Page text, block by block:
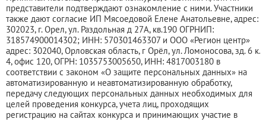
представители подтверждают ознакомление с ними. Участники
также дают согласие ИП Мясоедовой Елене Анатольевне, адрес:
302023, г. Орел, ул. Раздольная д 27А, кв.190 ОГРНИП:
318574900014302; ИНН: 570301463307 и ООО «Регион центр»
адрес: 302040, Орловская область, г Орёл, ул. Ломоносова, зд. 6 к.
4, офис 120, ОГРН: 1035753005650, ИНН: 4817003180 в
соответствии с законом «О защите персональных данных» на
автоматизированную и неавтоматизированную обработку,
передачу следующих персональных данных необходимых для
целей проведения конкурса, учета лиц, проходящих
регистрацию на сайтах конкурса и принимающих участие в